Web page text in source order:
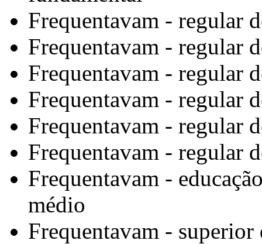
Frequentavam - regular
Frequentavam - regular
Frequentavam - regular
Frequentavam - regular
Frequentavam - regular
Frequentavam - regular
Frequentavam -
médio
Frequentavam - superior